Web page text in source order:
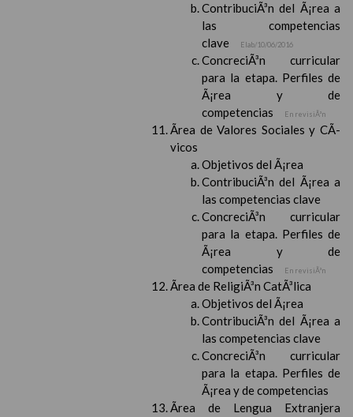
ContribuciÃ³n del Ã¡rea a
las competencias
clave
Elab/10/06/2016
ConcreciÃ³n curricular
para la etapa. Perfiles de
Ã¡rea y de
competencias
En revisiÃ³n
Ãrea de Valores Sociales y CÃ­
vicos
Objetivos del Ã¡rea
ContribuciÃ³n del Ã¡rea a
las competencias clave
ConcreciÃ³n curricular
para la etapa. Perfiles de
Ã¡rea y de
competencias
En revisiÃ³n
Ãrea de ReligiÃ³n CatÃ³lica
Objetivos del Ã¡rea
ContribuciÃ³n del Ã¡rea a
las competencias clave
ConcreciÃ³n curricular
para la etapa. Perfiles de
Ã¡rea y de competencias
Ãrea de Lengua Extranjera